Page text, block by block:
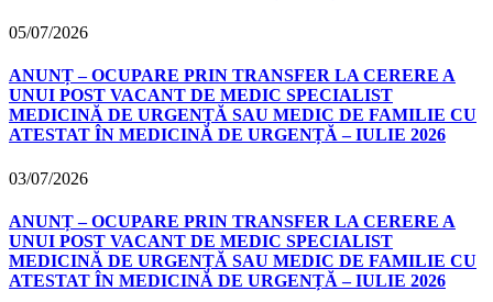
05/07/2026
ANUNȚ – OCUPARE PRIN TRANSFER LA CERERE A
UNUI POST VACANT DE MEDIC SPECIALIST
MEDICINĂ DE URGENȚĂ SAU MEDIC DE FAMILIE CU
ATESTAT ÎN MEDICINĂ DE URGENȚĂ – IULIE 2026
03/07/2026
ANUNȚ – OCUPARE PRIN TRANSFER LA CERERE A
UNUI POST VACANT DE MEDIC SPECIALIST
MEDICINĂ DE URGENȚĂ SAU MEDIC DE FAMILIE CU
ATESTAT ÎN MEDICINĂ DE URGENȚĂ – IULIE 2026